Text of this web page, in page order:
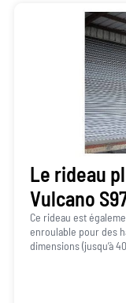
Le rideau
Vulcano
Ce rideau est
enroulable pour des
dimensions (jusqu’à